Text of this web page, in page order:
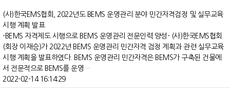
(사)한국EMS협회, 2022년도 BEMS 운영관리 분야 민간자격검정 및 실무교육
시행 계획 발표
-BEMS 자격제도 시행으로 BEMS 운영관리 전문인력 양성- (사)한국EMS협회
(회장 이재승)가 2022년 BEMS 운영관리 민간자격 검정 계획과 관련 실무교육
시행 계획을 발표하였다. BEMS 운영관리 민간자격은 BEMS가 구축된 건물에
서 전문적으로 BEMS를 운영…
2022-02-14 16:14:29